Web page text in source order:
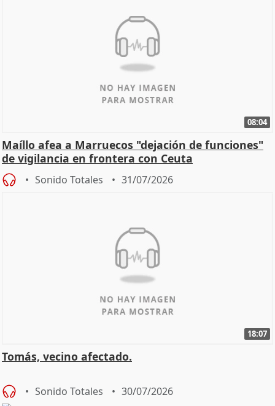
08:04
Maíllo afea a Marruecos "dejación de funciones"
de vigilancia en frontera con Ceuta
Sonido Totales 31/07/2026
18:07
Tomás, vecino afectado.
Sonido Totales 30/07/2026